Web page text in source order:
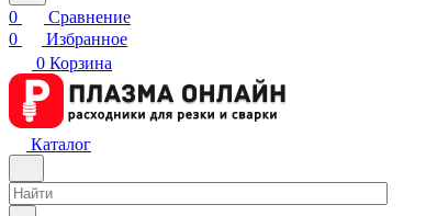
0
Сравнение
0
Избранное
0 Корзина
Каталог